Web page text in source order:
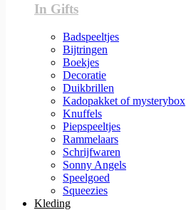
In Gifts
Badspeeltjes
Bijtringen
Boekjes
Decoratie
Duikbrillen
Kadopakket of mysterybox
Knuffels
Piepspeeltjes
Rammelaars
Schrijfwaren
Sonny Angels
Speelgoed
Squeezies
Kleding